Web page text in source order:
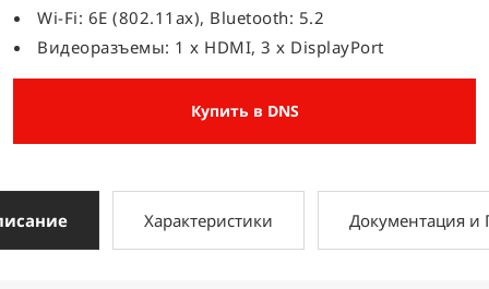
Wi-Fi: 6E (802.11ax), Bluetooth: 5.2
Видеоразъемы: 1 x HDMI, 3 x DisplayPort
Купить в DNS
Характеристики Документация и